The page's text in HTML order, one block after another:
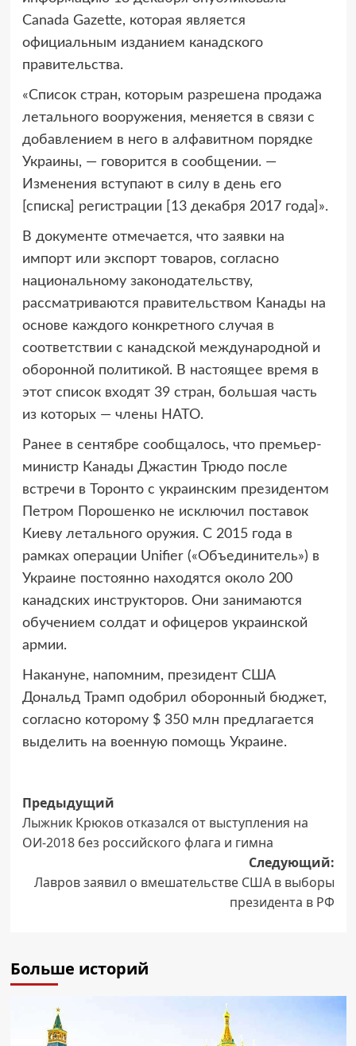
Canada Gazette, которая является
официальным изданием канадского
правительства.
«Список стран, которым разрешена продажа
летального вооружения, меняется в связи с
добавлением в него в алфавитном порядке
Украины, — говорится в сообщении. —
Изменения вступают в силу в день его
[списка] регистрации [13 декабря 2017 года]».
В документе отмечается, что заявки на
импорт или экспорт товаров, согласно
национальному законодательству,
рассматриваются правительством Канады на
основе каждого конкретного случая в
соответствии с канадской международной и
оборонной политикой. В настоящее время в
этот список входят 39 стран, большая часть
из которых — члены НАТО.
Ранее в сентябре сообщалось, что премьер-
министр Канады Джастин Трюдо после
встречи в Торонто с украинским президентом
Петром Порошенко не исключил поставок
Киеву летального оружия. С 2015 года в
рамках операции Unifier («Объединитель») в
Украине постоянно находятся около 200
канадских инструкторов. Они занимаются
обучением солдат и офицеров украинской
армии.
Накануне, напомним, президент США
Дональд Трамп одобрил оборонный бюджет,
согласно которому $ 350 млн предлагается
выделить на военную помощь Украине.
Навигация
записи
Предыдущий
Лыжник Крюков отказался от выступления на
ОИ-2018 без российского флага и гимна
Следующий:
Лавров заявил о вмешательстве США в выборы
президента в РФ
Больше историй